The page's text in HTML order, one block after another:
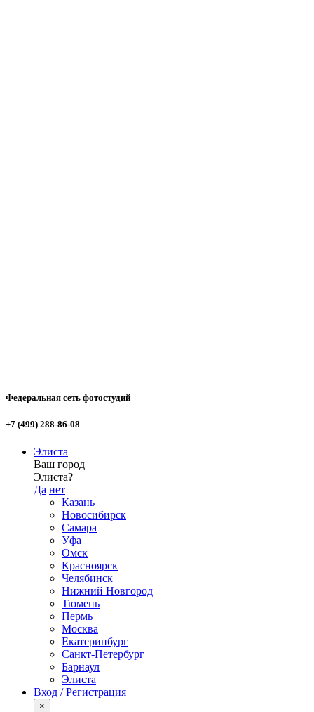
Федеральная сеть фотостудий
+7 (499) 288-86-08
Элиста
Ваш город
Элиста?
Да нет
Казань
Новосибирск
Самара
Уфа
Омск
Красноярск
Челябинск
Нижний Новгород
Тюмень
Пермь
Москва
Екатеринбург
Санкт-Петербург
Барнаул
Элиста
Вход / Регистрация
×